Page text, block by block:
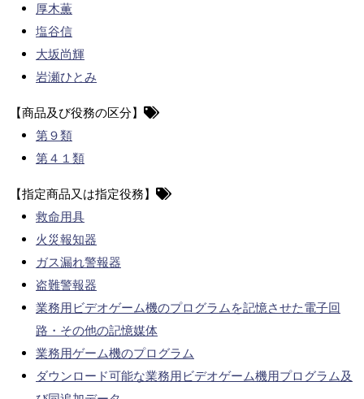
厚木薫
塩谷信
大坂尚輝
岩瀬ひとみ
【商品及び役務の区分】
第９類
第４１類
【指定商品又は指定役務】
救命用具
火災報知器
ガス漏れ警報器
盗難警報器
業務用ビデオゲーム機のプログラムを記憶させた電子回
路・その他の記憶媒体
業務用ゲーム機のプログラム
ダウンロード可能な業務用ビデオゲーム機用プログラム及